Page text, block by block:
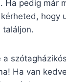
Ha pedig már
hogy
találjon.
Ha van